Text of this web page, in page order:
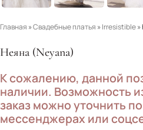
Главная »Свадебные платья »Irresistible»
Неяна (Neyana)
К сожалению, данной
наличии. Возможность
заказ можно уточнить
мессенджерах или